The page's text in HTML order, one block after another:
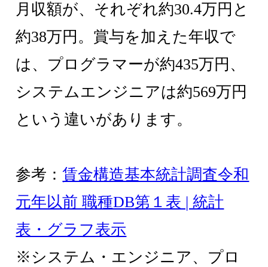
月収額が、それぞれ約30.4万円と
約38万円。賞与を加えた年収で
は、プログラマーが約435万円、
システムエンジニアは約569万円
という違いがあります。
参考：賃金構造基本統計調査令和
元年以前 職種DB第１表 | 統計
表・グラフ表示
※システム・エンジニア、プロ